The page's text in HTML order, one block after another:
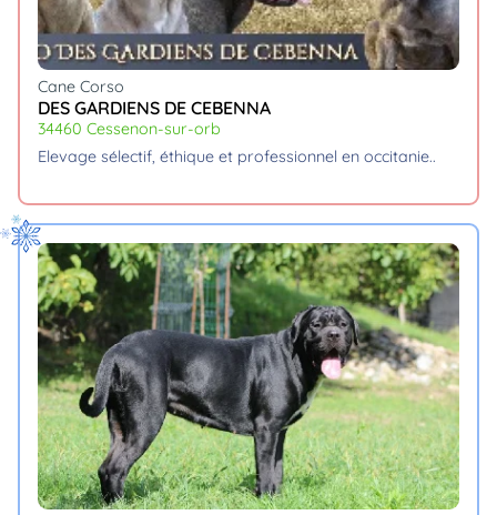
Cane Corso
DES GARDIENS DE CEBENNA
34460 Cessenon-sur-orb
elevage sélectif, éthique et professionnel en occitanie